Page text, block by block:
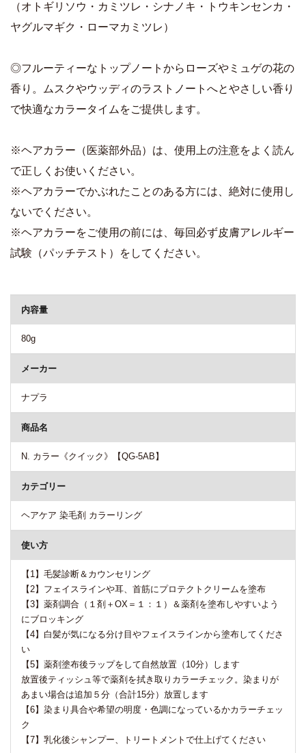
（オトギリソウ・カミツレ・シナノキ・トウキンセンカ・
ヤグルマギク・ローマカミツレ）
◎フルーティーなトップノートからローズやミュゲの花の
香り。ムスクやウッディのラストノートへとやさしい香り
で快適なカラータイムをご提供します。
※ヘアカラー（医薬部外品）は、使用上の注意をよく読ん
で正しくお使いください。
※ヘアカラーでかぶれたことのある方には、絶対に使用し
ないでください。
※ヘアカラーをご使用の前には、毎回必ず皮膚アレルギー
試験（パッチテスト）をしてください。
内容量
80g
メーカー
ナプラ
商品名
N. カラー《クイック》【QG-5AB】
カテゴリー
ヘアケア 染毛剤 カラーリング
使い方
【1】毛髪診断＆カウンセリング
【2】フェイスラインや耳、首筋にプロテクトクリームを塗布
【3】薬剤調合（１剤＋OX＝１：１）＆薬剤を塗布しやすいよう
にブロッキング
【4】白髪が気になる分け目やフェイスラインから塗布してくださ
い
【5】薬剤塗布後ラップをして自然放置（10分）します
放置後ティッシュ等で薬剤を拭き取りカラーチェック。染まりが
あまい場合は追加５分（合計15分）放置します
【6】染まり具合や希望の明度・色調になっているかカラーチェッ
ク
【7】乳化後シャンプー、トリートメントで仕上げてください